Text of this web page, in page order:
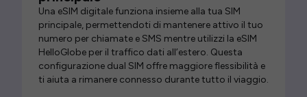
Una eSIM digitale funziona insieme alla tua SIM
principale, permettendoti di mantenere attivo il tuo
numero per chiamate e SMS mentre utilizzi la eSIM
HelloGlobe per il traffico dati all’estero. Questa
configurazione dual SIM offre maggiore flessibilità e
ti aiuta a rimanere connesso durante tutto il viaggio.